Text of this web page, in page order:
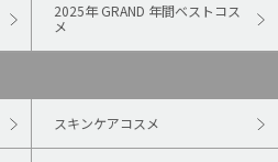
2025年 GRAND 年間ベストコス
メ
スキンケアコスメ